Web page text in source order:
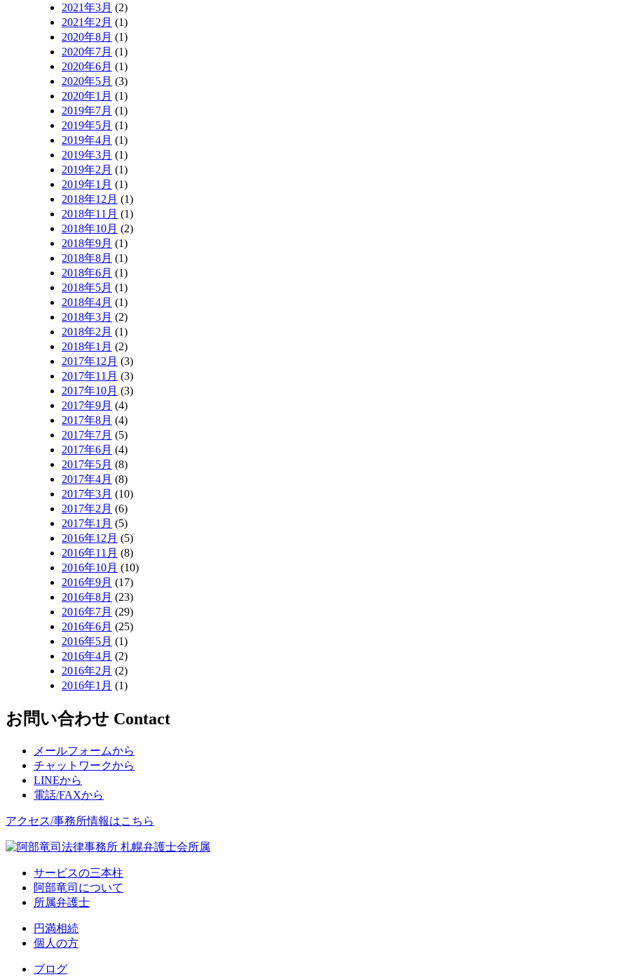
2021年3月 (2)
2021年2月 (1)
2020年8月 (1)
2020年7月 (1)
2020年6月 (1)
2020年5月 (3)
2020年1月 (1)
2019年7月 (1)
2019年5月 (1)
2019年4月 (1)
2019年3月 (1)
2019年2月 (1)
2019年1月 (1)
2018年12月 (1)
2018年11月 (1)
2018年10月 (2)
2018年9月 (1)
2018年8月 (1)
2018年6月 (1)
2018年5月 (1)
2018年4月 (1)
2018年3月 (2)
2018年2月 (1)
2018年1月 (2)
2017年12月 (3)
2017年11月 (3)
2017年10月 (3)
2017年9月 (4)
2017年8月 (4)
2017年7月 (5)
2017年6月 (4)
2017年5月 (8)
2017年4月 (8)
2017年3月 (10)
2017年2月 (6)
2017年1月 (5)
2016年12月 (5)
2016年11月 (8)
2016年10月 (10)
2016年9月 (17)
2016年8月 (23)
2016年7月 (29)
2016年6月 (25)
2016年5月 (1)
2016年4月 (2)
2016年2月 (2)
2016年1月 (1)
お問い合わせ Contact
メールフォームから
チャットワークから
LINEから
電話/FAXから
アクセス/事務所情報はこちら
サービスの三本柱
阿部竜司について
所属弁護士
円満相続
個人の方
ブログ